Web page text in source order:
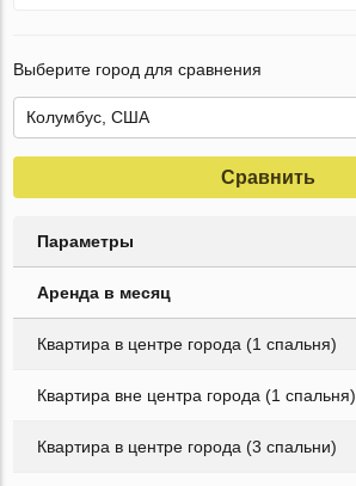
Выберите город для сравнения
Сравнить
Параметры
Аренда в месяц
Квартира в центре города (1 спальня)
Квартира вне центра города (1 спальня)
Квартира в центре города (3 спальни)